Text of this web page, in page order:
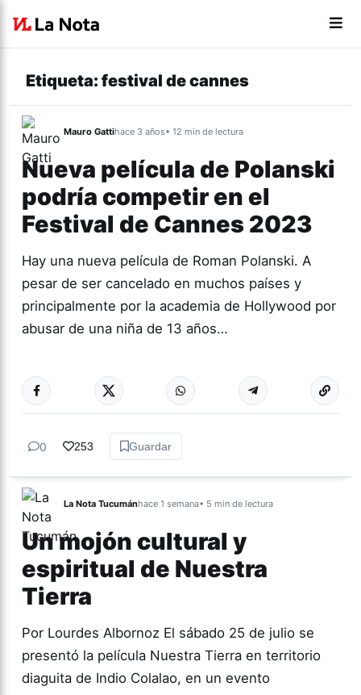
Etiqueta: festival de cannes
Mauro Gattihace 3 años• 12 min de lectura
Nueva película de Polanski
podría competir en el
Festival de Cannes 2023
Hay una nueva película de Roman Polanski. A
pesar de ser cancelado en muchos países y
principalmente por la academia de Hollywood por
abusar de una niña de 13 años…
ACTUALIDAD Más
0 253 Guardar
La Nota Tucumánhace 1 semana• 5 min de lectura
Un mojón cultural y
espiritual de Nuestra
Tierra
Por Lourdes Albornoz El sábado 25 de julio se
presentó la película Nuestra Tierra en territorio
diaguita de Indio Colalao, en un evento